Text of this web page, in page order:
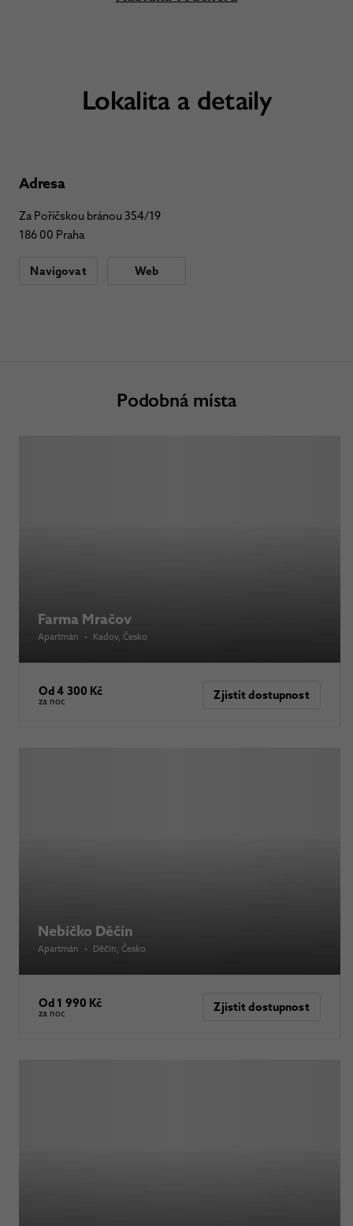
Lokalita a detaily
Adresa
Za Poříčskou bránou 354/19
186 00 Praha
Navigovat Web
Podobná místa
Farma Mračov
Apartmán • Kadov, Česko
Od 4 300 Kč
za noc Zjistit dostupnost
Nebíčko Děčín
Apartmán • Děčín , Česko
Od 1 990 Kč
za noc Zjistit dostupnost